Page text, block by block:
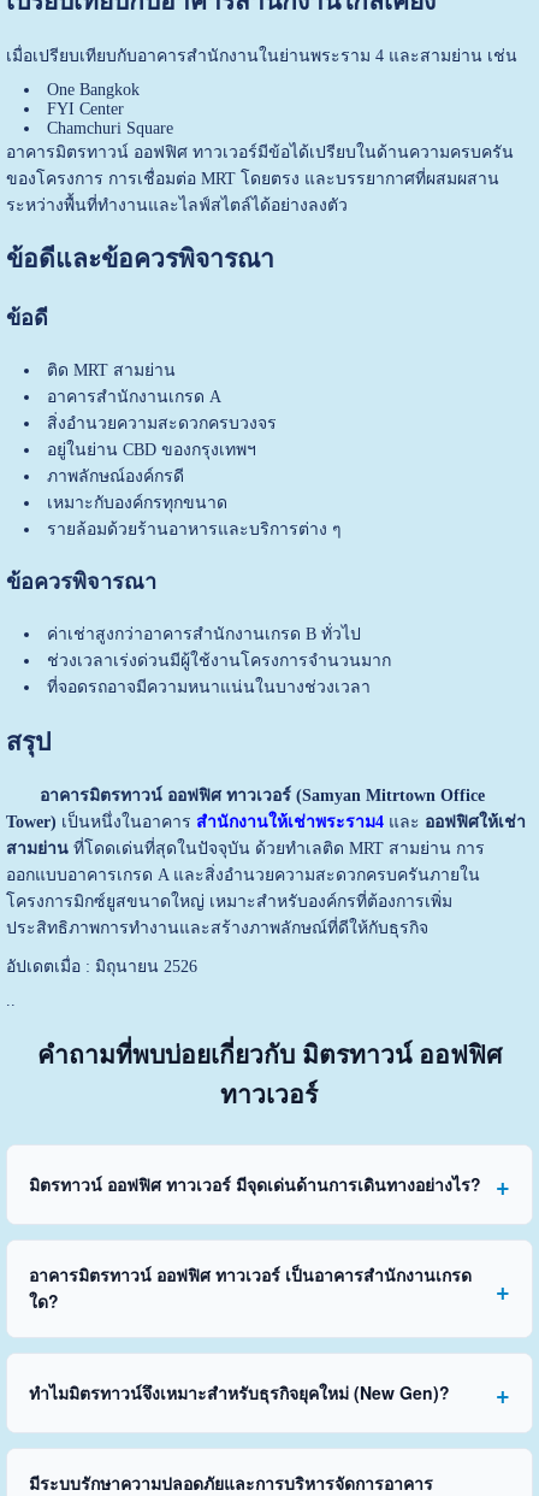
เมื่อเปรียบเทียบกับอาคารสำนักงานในย่านพระราม 4 และสามย่าน เช่น
One Bangkok
FYI Center
Chamchuri Square
อาคารมิตรทาวน์ ออฟฟิศ ทาวเวอร์มีข้อได้เปรียบในด้านความครบครัน
ของโครงการ การเชื่อมต่อ MRT โดยตรง และบรรยากาศที่ผสมผสาน
ระหว่างพื้นที่ทำงานและไลฟ์สไตล์ได้อย่างลงตัว
ข้อดีและข้อควรพิจารณา
ข้อดี
ติด MRT สามย่าน
อาคารสำนักงานเกรด A
สิ่งอำนวยความสะดวกครบวงจร
อยู่ในย่าน CBD ของกรุงเทพฯ
ภาพลักษณ์องค์กรดี
เหมาะกับองค์กรทุกขนาด
รายล้อมด้วยร้านอาหารและบริการต่าง ๆ
ข้อควรพิจารณา
ค่าเช่าสูงกว่าอาคารสำนักงานเกรด B ทั่วไป
ช่วงเวลาเร่งด่วนมีผู้ใช้งานโครงการจำนวนมาก
ที่จอดรถอาจมีความหนาแน่นในบางช่วงเวลา
สรุป
อาคารมิตรทาวน์ ออฟฟิศ ทาวเวอร์ (Samyan Mitrtown Office
Tower) เป็นหนึ่งในอาคาร สำนักงานให้เช่าพระราม4และ ออฟฟิศให้เช่า
สามย่านที่โดดเด่นที่สุดในปัจจุบัน ด้วยทำเลติด MRT สามย่าน การ
ออกแบบอาคารเกรด A และสิ่งอำนวยความสะดวกครบครันภายใน
โครงการมิกซ์ยูสขนาดใหญ่ เหมาะสำหรับองค์กรที่ต้องการเพิ่ม
ประสิทธิภาพการทำงานและสร้างภาพลักษณ์ที่ดีให้กับธุรกิจ
อัปเดตเมื่อ : มิถุนายน 2526
..
คำถามที่พบบ่อยเกี่ยวกับ มิตรทาวน์ ออฟฟิศ
ทาวเวอร์
มิตรทาวน์ ออฟฟิศ ทาวเวอร์ มีจุดเด่นด้านการเดินทางอย่างไร?
อาคารมิตรทาวน์ ออฟฟิศ ทาวเวอร์ เป็นอาคารสำนักงานเกรด
ใด?
ทำไมมิตรทาวน์จึงเหมาะสำหรับธุรกิจยุคใหม่ (New Gen)?
มีระบบรักษาความปลอดภัยและการบริหารจัดการอาคาร